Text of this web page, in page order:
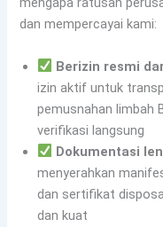
dan mempercayai kami:
Berizin resmi
izin aktif untuk
pemusnahan limbah
verifikasi langsung
Dokumentasi
menyerahkan
dan sertifikat
dan kuat